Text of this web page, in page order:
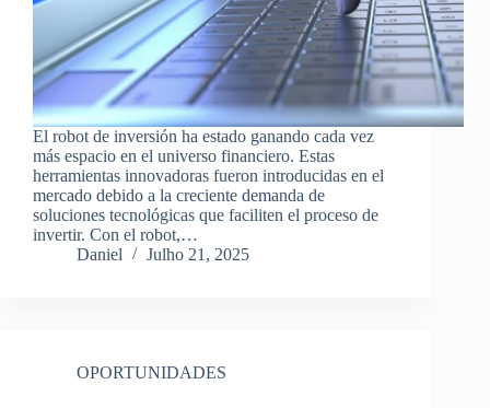
El robot de inversión ha estado ganando cada vez
más espacio en el universo financiero. Estas
herramientas innovadoras fueron introducidas en el
mercado debido a la creciente demanda de
soluciones tecnológicas que faciliten el proceso de
invertir. Con el robot,…
Daniel
Julho 21, 2025
OPORTUNIDADES